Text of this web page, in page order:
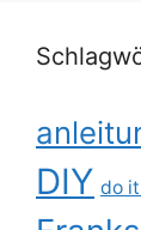
DIY do